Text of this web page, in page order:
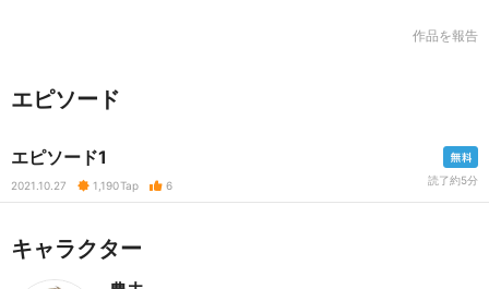
作品を報告
エピソード
エピソード1
2021.10.27 1,190Tap 6 読了約5分
キャラクター